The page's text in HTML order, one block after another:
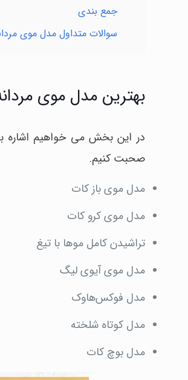
جمع بندی
سوالات متداول مدل موی
بهترین مدل موی
در این بخش می خواهیم اشاره
صحبت کنیم.
مدل موی باز کات
مدل موی کرو کات
تراشیدن کامل موها با تیغ
مدل موی آیوی لیگ
مدل فوکس‌هاوک
مدل کوتاه شلخته
مدل بوچ کات